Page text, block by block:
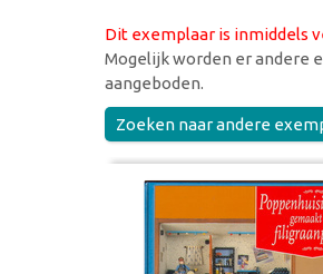
Dit exemplaar is inmiddels
Mogelijk worden er andere
aangeboden.
Zoeken naar andere